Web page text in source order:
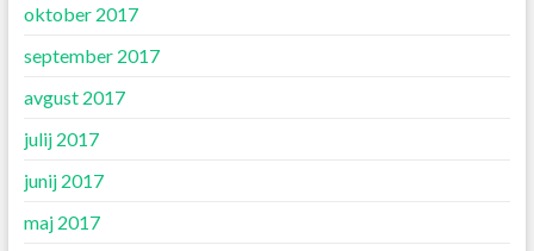
oktober 2017
september 2017
avgust 2017
julij 2017
junij 2017
maj 2017